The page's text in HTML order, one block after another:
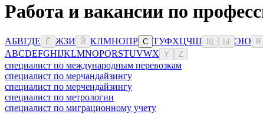
Работа и вакансии по
АБВГДЕ Ё ЖЗИ Й КЛМНОПР С ТУФХЦЧШ Ы ЭЮ Я
ABCDEFGHIJKLMNOPQRSTUVWX Y Z
специалист по международным перевозкам
специалист по мерчандайзингу
специалист по мерчендайзингу
специалист по метрологии
специалист по миграционному учету